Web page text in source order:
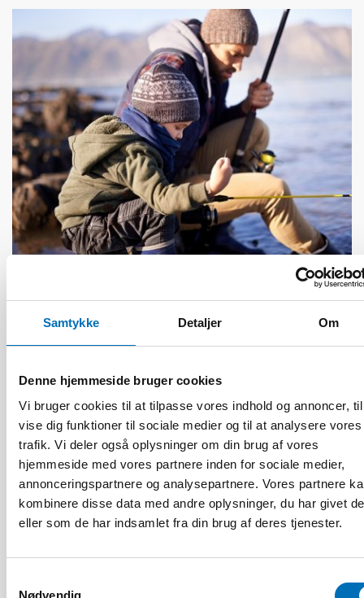
Samtykke Detaljer Om
Denne hjemmeside bruger cookies
Vi bruger cookies til at tilpasse vores indhold og annoncer,
vise dig funktioner til sociale medier og til at analysere vores
trafik. Vi deler også oplysninger om din brug af vores
hjemmeside med vores partnere inden for sociale medier,
annonceringspartnere og analysepartnere. Vores partnere
kombinere disse data med andre oplysninger, du har givet
eller som de har indsamlet fra din brug af deres tjenester.
Nødvendig
Tactile transition – experiences shared by
persons with acquired deafblindness